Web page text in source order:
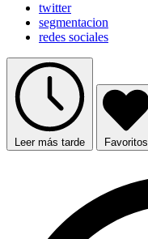
twitter
segmentacion
redes sociales
Leer más tarde Favoritos